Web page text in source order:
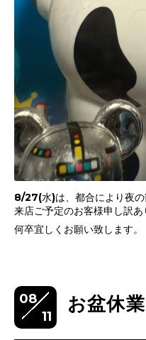
8/27(水)は、都合により夜
来店ご予定のお客様申し訳あ
何卒宜しくお願い致します。
08
11
お盆休